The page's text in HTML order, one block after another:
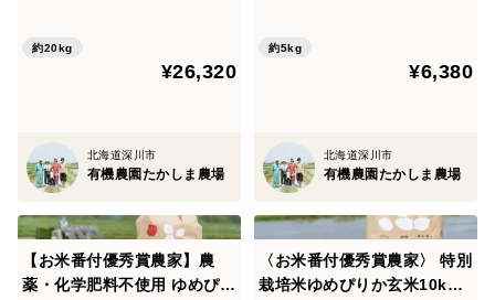
約20kg
¥26,320
北海道深川市
有機農園たかしま農場
約5kg
¥6,380
北海道深川市
有機農園たかしま農場
【お米番付優秀賞農家】農
薬・化学肥料不使用 ゆめぴり
〈お米番付優秀賞農家〉 特別
栽培米ゆめぴりか玄米10kg